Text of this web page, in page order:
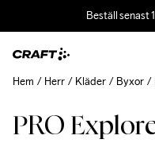
Beställ senast
PRO
Hem Herr Kläder Byxor